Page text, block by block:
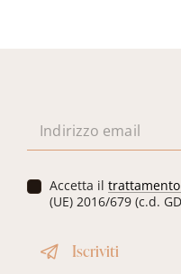
m
a
lP
Accetta il
(UE) 2016/679 (c.d.
Iscriviti